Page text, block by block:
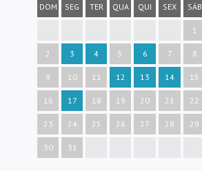
DOM SEG TER QUA QUI SEX SÁB
1
2 3 4 5 6 7 8
9 10 11 12 13 14 15
16 17 18 19 20 21 22
23 24 25 26 27 28 29
30 31